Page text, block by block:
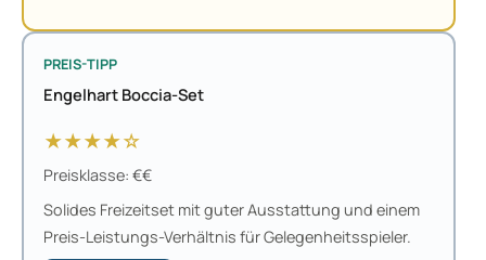
PREIS-TIPP
Engelhart Boccia-Set
★★★★☆
Preisklasse: €€
Solides Freizeitset mit guter Ausstattung und einem
Preis-Leistungs-Verhältnis für Gelegenheitsspieler.